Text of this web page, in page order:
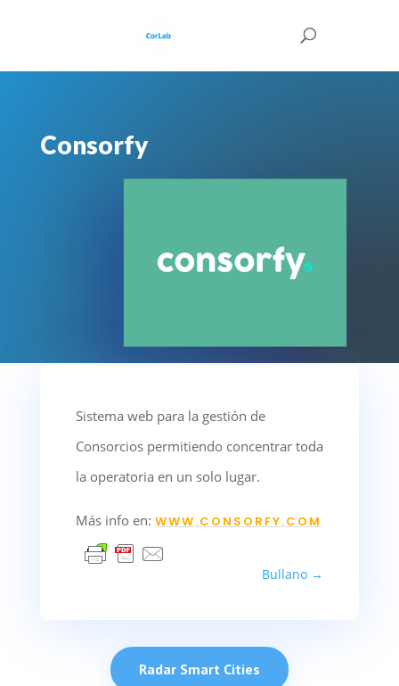
Consorfy
Sistema web para la gestión de
Consorcios permitiendo concentrar toda
la operatoria en un solo lugar.
Más info en: WWW.CONSORFY.COM
Bullano →
Radar Smart Cities